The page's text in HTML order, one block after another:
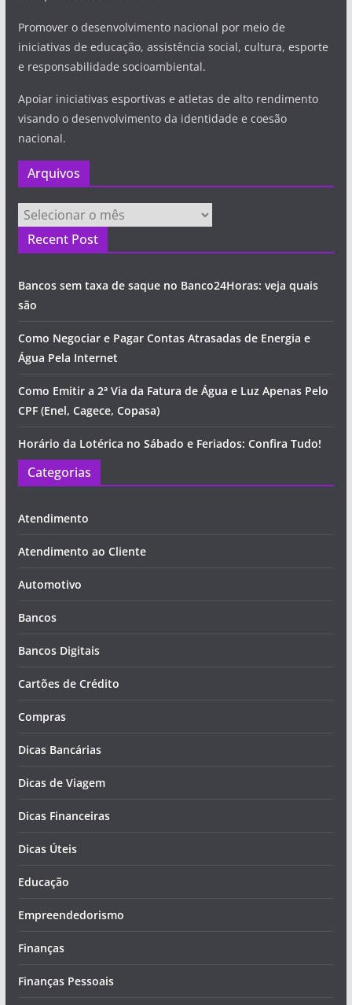
Promover o desenvolvimento nacional por meio de
iniciativas de educação, assistência social, cultura, esporte
e responsabilidade socioambiental.
Apoiar iniciativas esportivas e atletas de alto rendimento
visando o desenvolvimento da identidade e coesão
nacional.
Arquivos
Arquivos
Recent Post
Bancos sem taxa de saque no Banco24Horas: veja quais
são
Como Negociar e Pagar Contas Atrasadas de Energia e
Água Pela Internet
Como Emitir a 2ª Via da Fatura de Água e Luz Apenas Pelo
CPF (Enel, Cagece, Copasa)
Horário da Lotérica no Sábado e Feriados: Confira Tudo!
Categorias
Atendimento
Atendimento ao Cliente
Automotivo
Bancos
Bancos Digitais
Cartões de Crédito
Compras
Dicas Bancárias
Dicas de Viagem
Dicas Financeiras
Dicas Úteis
Educação
Empreendedorismo
Finanças
Finanças Pessoais